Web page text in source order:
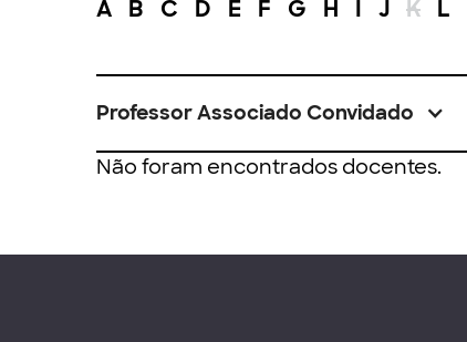
A B C D E F G H I J K L
Professor Associado Convidado
Não foram encontrados docentes.